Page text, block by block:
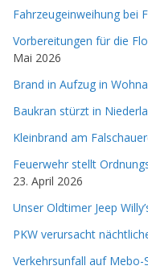
Fahrzeugeinweihung bei
Vorbereitungen für die
Mai 2026
Brand in Aufzug in
Baukran stürzt in
Kleinbrand am
Feuerwehr stellt
23. April 2026
Unser Oldtimer Jeep
PKW verursacht
Verkehrsunfall auf Mebo-